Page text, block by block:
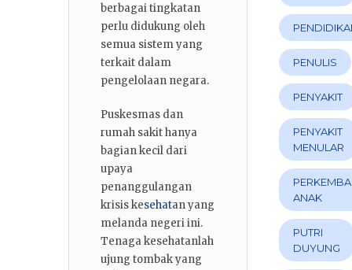
berbagai tingkatan
perlu didukung oleh
semua sistem yang
terkait dalam
pengelolaan negara.
Puskesmas dan
rumah sakit hanya
bagian kecil dari
upaya
penanggulangan
krisis kesehatan yang
melanda negeri ini.
Tenaga kesehatanlah
ujung tombak yang
PENULIS
PENYAKIT
PENYAKIT
MENULAR
ANAK
PUTRI
DUYUNG